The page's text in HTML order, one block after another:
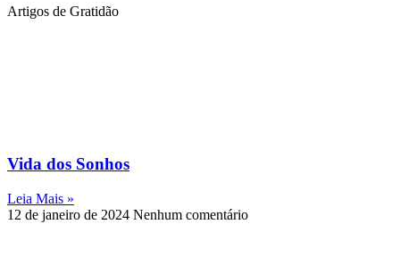
Artigos de Gratidão
Vida dos Sonhos
Leia Mais »
12 de janeiro de 2024 Nenhum comentário